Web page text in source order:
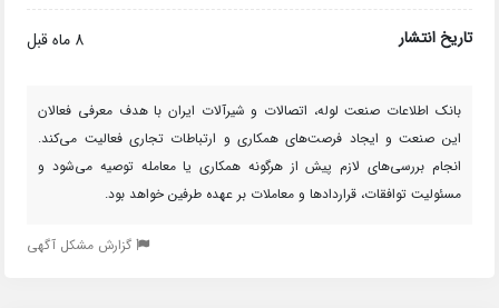
تاریخ انتشار 8 ماه قبل
بانک اطلاعات صنعت لوله، اتصالات و شیرآلات ایران با هدف معرفی فعالان
این صنعت و ایجاد فرصت‌های همکاری و ارتباطات تجاری فعالیت می‌کند.
انجام بررسی‌های لازم پیش از هرگونه همکاری یا معامله توصیه می‌شود و
مسئولیت توافقات، قراردادها و معاملات بر عهده طرفین خواهد بود.
گزارش مشکل آگهی